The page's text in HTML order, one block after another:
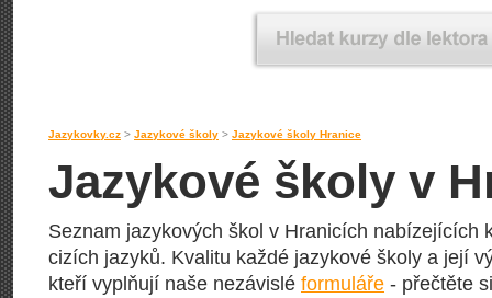
Jazykovky.cz > Jazykové školy > Jazykové školy Hranice
Jazykové školy v
Seznam jazykových škol v Hranicích nabízejících
cizích jazyků. Kvalitu každé jazykové školy a její
kteří vyplňují naše nezávislé formuláře - přečtěte